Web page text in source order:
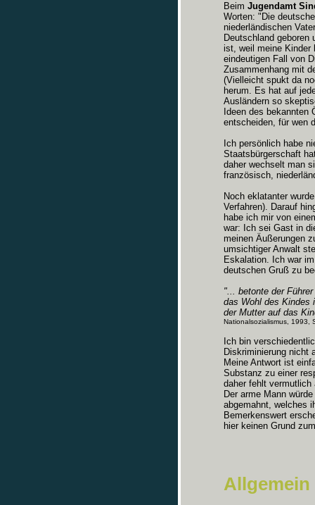
Beim Jugendamt
Worten: "Die
niederländischen
Deutschland
ist, weil meine Kinder
eindeutigen Fall von
Zusammenhang mit
(Vielleicht spukt da
herum. Es hat auf
Ausländern so
Ideen des
entscheiden, für wen
Ich persönlich habe
Staatsbürgerschaft
daher wechselt man
französisch,
Noch eklatanter
Verfahren). Darauf
habe ich mir von
war: Ich sei Gast in
meinen Äußerungen
umsichtiger Anwalt
Eskalation. Ich war
deutschen Gruß zu
"... betonte der
das Wohl des Kindes
der Mutter auf das
Nationalsozialismus, 1993,
Ich bin
Diskriminierung nicht
Meine Antwort ist
Substanz zu einer
daher fehlt
Der arme Mann
abgemahnt, welches
Bemerkenswert
hier keinen Grund
Allgemein